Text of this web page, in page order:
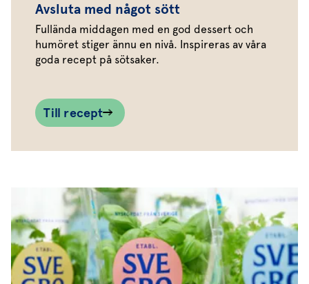
Avsluta med något sött
Fullända middagen med en god dessert och
humöret stiger ännu en nivå. Inspireras av våra
goda recept på sötsaker.
Till recept